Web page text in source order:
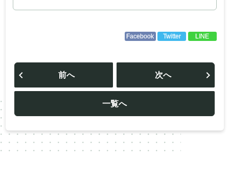
Facebook Twitter LINE
投
ビ
ー
シ
ョ
前へ
一覧へ
次へ